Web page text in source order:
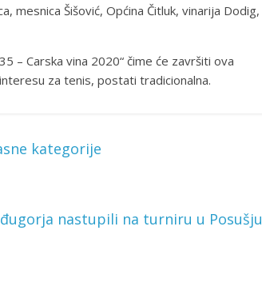
mesnica Šišović, Općina Čitluk, vinarija Dodig,
– Carska vina 2020“ čime će završiti ova
za tenis, postati tradicionalna.
kategorije
nastupili na turniru u Posušju